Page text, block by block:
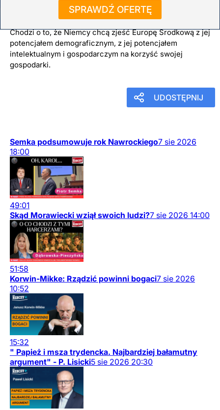
Chodzi o to, że Niemcy chcą zjeść Europę Środkową z jej
potencjałem demograficznym, z jej potencjałem
intelektualnym i gospodarczym na korzyść swojej
gospodarki.
SPRAWDŹ OFERTĘ
UDOSTĘPNIJ
Semka podsumowuje rok Nawrockiego7 sie 2026
18:00
49:01
Skąd Morawiecki wziął swoich ludzi?7 sie 2026 14:00
51:58
Korwin-Mikke: Rządzić powinni bogaci7 sie 2026
10:52
15:32
" Papież i msza trydencka. Najbardziej bałamutny
argument" - P. Lisicki5 sie 2026 20:30